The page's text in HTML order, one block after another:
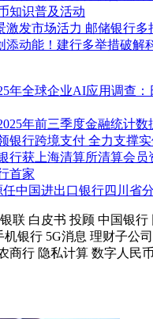
知识普及活动
激发市场活力 邮储银行多
添动能！建行多举措破解
年全球企业AI应用调查
年前三季度金融统计数
银行跨境支付 全力支撑
行获上海清算所清算会员
首家
任中国进出口银行四川省
银联 白皮书 投顾 中国银行
机银行 5G消息 理财子公司
商行 隐私计算 数字人民币